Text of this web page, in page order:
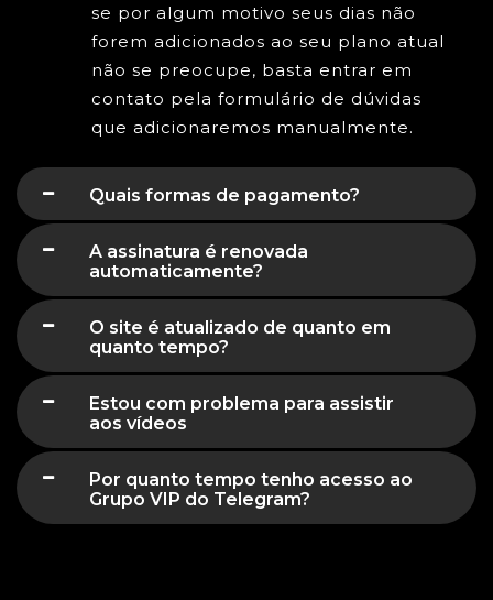
se por algum motivo seus dias não
forem adicionados ao seu plano atual
não se preocupe, basta entrar em
contato pela formulário de dúvidas
que adicionaremos manualmente.
Quais formas de pagamento?
A assinatura é renovada
automaticamente?
O site é atualizado de quanto em
quanto tempo?
Estou com problema para assistir
aos vídeos
Por quanto tempo tenho acesso ao
Grupo VIP do Telegram?